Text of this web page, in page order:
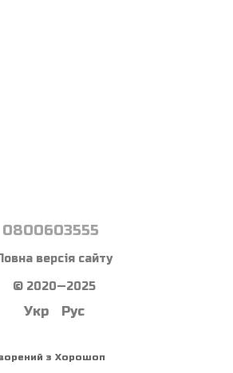
0800603555
версія сайту
© 2020—2025
Укр Рус
з Хорошоп